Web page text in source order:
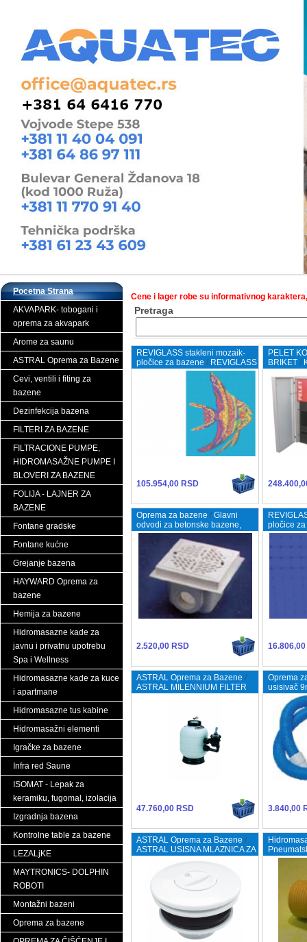
Pocetna Strana
AKVAPARK- tobogani i
oprema za akvapark
Arome za saunu
ASTRAL Oprema za Bazene
Cevi, ventili i fiting za
bazene
Dezinfekcija bazena
FILTERI ZA BAZENE
FILTRACIONE PUMPE,
HIDROMASAŽNE PUMPE I
BLOVERI ZA BAZENE
FOLIJA - LAJNER ZA
BAZENE
Fontane gradske
Fontane kućne
Grejanje bazena
HAYWARD Oprema za
bazene
Hemija za bazene
Hidromasazne kade za
javnu i privatnu upotrebu
Spa i Wellness
Hidromasazne kade za kuce
i apartmane
Hidromasazne tus kabine
Hidromasažni elementi
Igračke za bazene
Infra red Saune
ISOMAT - Lepak za
keramiku, fugomal, izolacija
Izgradnja bazena
Kontrolne table za bazene
LEZALjKE
MAYTRONICS- DOLPHIN
ROBOTI
Montažni bazeni
Oprema za bazene
Cene i lager robe su informativnog
Pretraga
REVIGLASS stakleni mozaik-
pločice za bazene / REVIGLASS
MURAL TROPICAL
105.954,00 RSD
PELET
BRIKET /
Oprema za bazene /Glavni
odvodi za betonske bazene,
ABS kvadrat 75mm
2.520,00 RSD
pločice
LU-15
ASTRAL Oprema za Bazene /
ASTRAL MILENNIUM FILTER
47.760,00 RSD
Oprema
usisivač
3.840,00
ASTRAL Oprema za Bazene /
ASTRAL USISNA MLAZNICA ZA
LAJNER BAZENE